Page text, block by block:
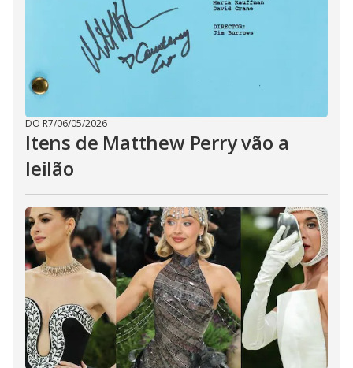
DO R7/06/05/2026
Itens de Matthew Perry vão a
leilão